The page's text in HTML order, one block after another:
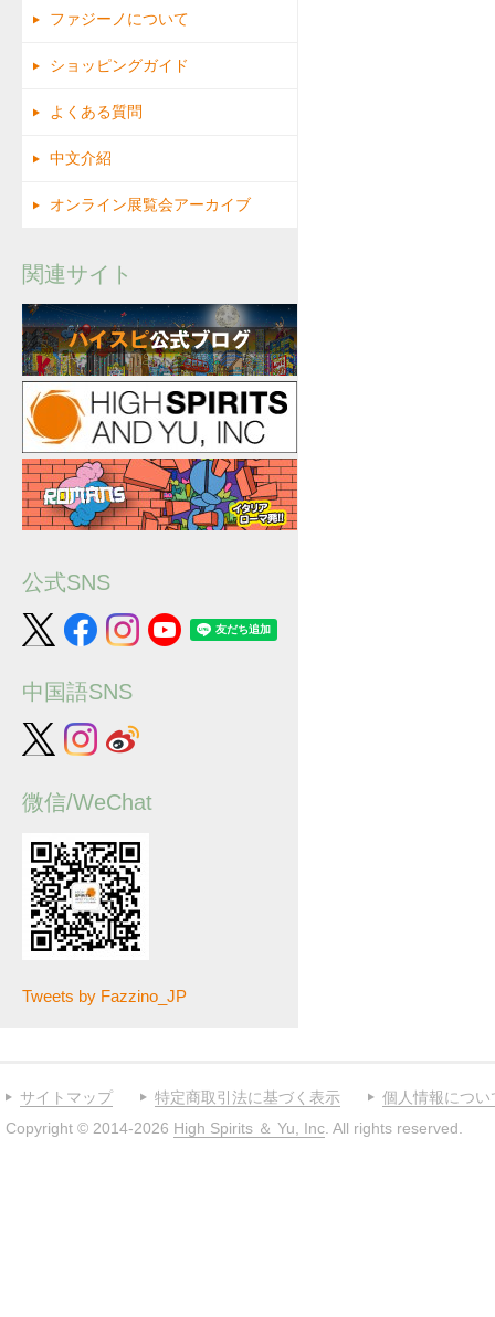
ファジーノについて
ショッピングガイド
よくある質問
中文介紹
オンライン展覧会アーカイブ
関連サイト
公式SNS
中国語SNS
微信/WeChat
Tweets by Fazzino_JP
サイトマップ 特定商取引法に基づく表示
個人情報につい
Copyright © 2014-2026 High Spirits ＆ Yu, Inc . All rights reserved.